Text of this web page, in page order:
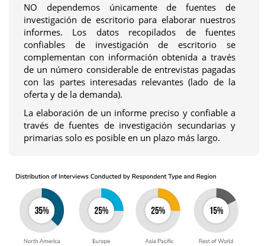
NO dependemos únicamente de fuentes de
investigación de escritorio para elaborar nuestros
informes. Los datos recopilados de fuentes
confiables de investigación de escritorio se
complementan con información obtenida a través
de un número considerable de entrevistas pagadas
con las partes interesadas relevantes (lado de la
oferta y de la demanda).
La elaboración de un informe preciso y confiable a
través de fuentes de investigación secundarias y
primarias solo es posible en un plazo más largo.